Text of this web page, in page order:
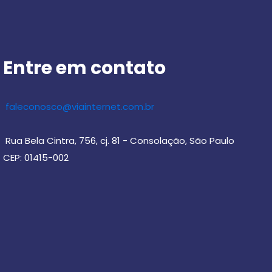
Entre em contato
faleconosco@viainternet.com.br
Rua Bela Cintra, 756, cj. 81 - Consolação, São Paulo
CEP: 01415-002